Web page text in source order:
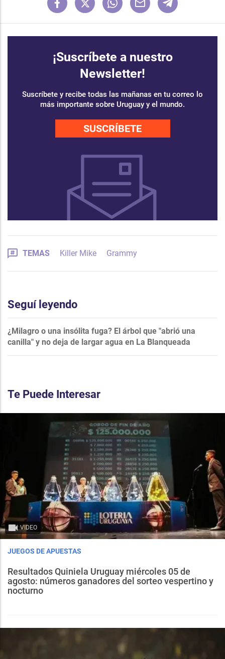
¡Suscríbete a nuestro
Newsletter!
Suscríbete y recibe todas las mañanas en tu correo lo
más importante sobre Uruguay y el mundo.
SUSCRÍBETE
TEMAS Killer Mike Grammy
Seguí leyendo
¿Milagro o una insólita fuga? El árbol que "abrió una
canilla" y no deja de largar agua en La Blanqueada
Te Puede Interesar
VIDEO
JUEGOS DE APUESTAS
Resultados Quiniela Uruguay miércoles 05 de
agosto: números ganadores del sorteo vespertino y
nocturno